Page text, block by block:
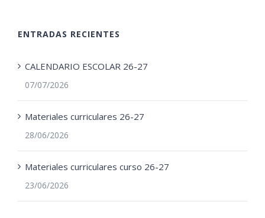
ENTRADAS RECIENTES
CALENDARIO ESCOLAR 26-27
07/07/2026
Materiales curriculares 26-27
28/06/2026
Materiales curriculares curso 26-27
23/06/2026